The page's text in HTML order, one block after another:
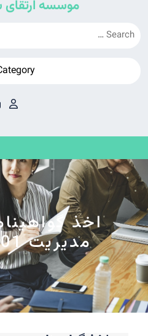
موسسه ارتقای
اخذ
مدیریت ISO 14001